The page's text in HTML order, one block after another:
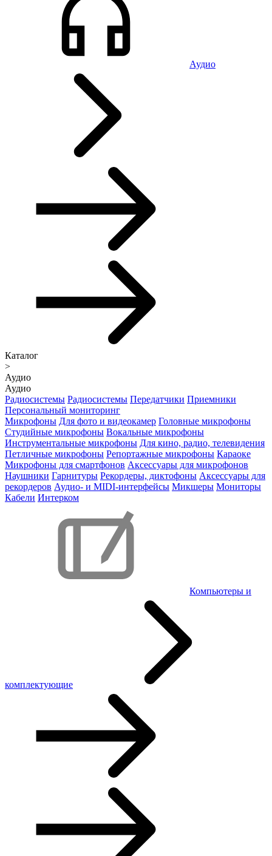
Аудио
Каталог
>
Аудио
Аудио
Радиосистемы Радиосистемы Передатчики Приемники
Персональный мониторинг
Микрофоны Для фото и видеокамер Головные микрофоны
Студийные микрофоны Вокальные микрофоны
Инструментальные микрофоны Для кино, радио, телевидения
Петличные микрофоны Репортажные микрофоны Караоке
Микрофоны для смартфонов Аксессуары для микрофонов
Наушники Гарнитуры Рекордеры, диктофоны Аксессуары для
рекордеров Аудио- и MIDI-интерфейсы Микшеры Мониторы
Кабели Интерком
Компьютеры и
комплектующие